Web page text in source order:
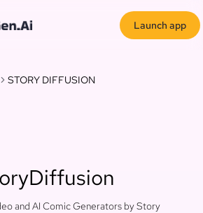
Launch app
STORY DIFFUSION
and AI Comic Generators by Story